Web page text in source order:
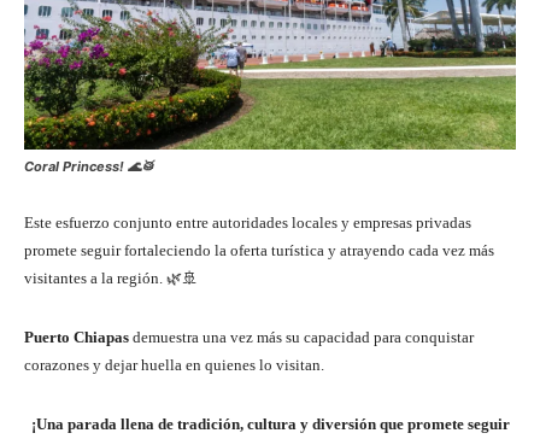
Coral Princess! 🌊🥁
Este esfuerzo conjunto entre autoridades locales y empresas privadas
promete seguir fortaleciendo la oferta turística y atrayendo cada vez más
visitantes a la región. 🌿🚢
Puerto Chiapas demuestra una vez más su capacidad para conquistar
corazones y dejar huella en quienes lo visitan.
¡Una parada llena de tradición, cultura y diversión que promete seguir